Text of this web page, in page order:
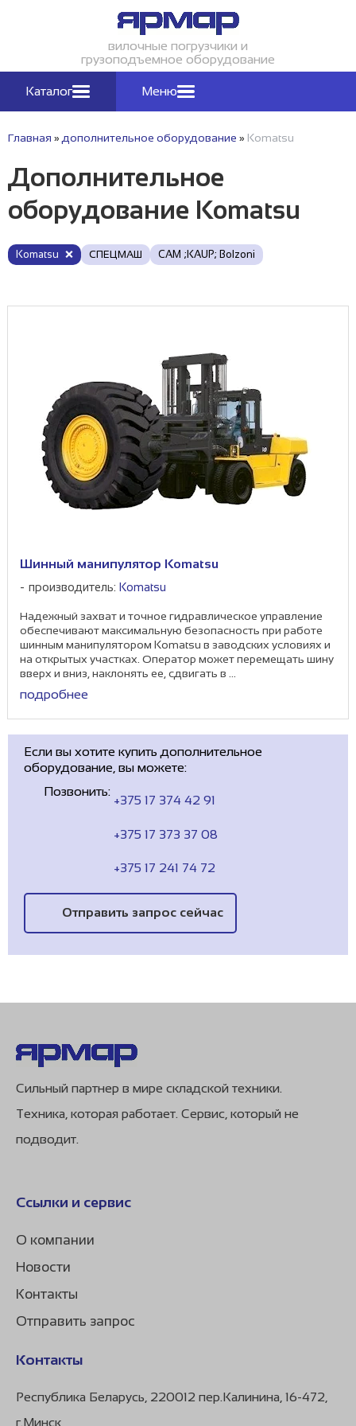
вилочные погрузчики и
грузоподъемное оборудование
Каталог Меню
Главная » дополнительное оборудование » Komatsu
Дополнительное
оборудование Komatsu
Komatsu СПЕЦМАШ CAM ;KAUP; Bоlzoni
Шинный манипулятор Komatsu
производитель: Komatsu
Надежный захват и точное гидравлическое управление
обеспечивают максимальную безопасность при работе
шинным манипулятором Komatsu в заводских условиях и
на открытых участках. Оператор может перемещать шину
вверх и вниз, наклонять ее, сдвигать в ...
подробнее
Если вы хотите купить дополнительное
оборудование, вы можете:
Позвонить:
+375 17 374 42 91
+375 17 373 37 08
+375 17 241 74 72
Отправить запрос сейчас
Сильный партнер в мире складской техники.
Техника, которая работает. Сервис, который не
подводит.
Ссылки и сервис
О компании
Новости
Контакты
Отправить запрос
Контакты
Республика Беларусь, 220012 пер.Калинина, 16-472,
г.Минск